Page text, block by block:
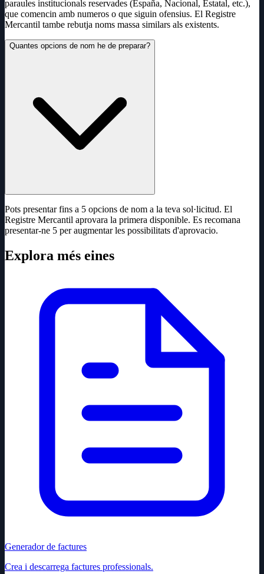
paraules institucionals reservades (España, Nacional, Estatal, etc.),
que comencin amb numeros o que siguin ofensius. El Registre
Mercantil tambe rebutja noms massa similars als existents.
Quantes opcions de nom he de preparar?
Pots presentar fins a 5 opcions de nom a la teva sol·licitud. El
Registre Mercantil aprovara la primera disponible. Es recomana
presentar-ne 5 per augmentar les possibilitats d'aprovacio.
Explora més eines
Generador de factures
Crea i descarrega factures professionals.